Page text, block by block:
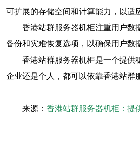
可扩展的存储空间和计算能力，以适
香港站群服务器机柜注重用户数
备份和灾难恢复选项，以确保用户数
香港站群服务器机柜是一个提供
企业还是个人，都可以依靠香港站群
来源： 香港站群服务器机柜：提